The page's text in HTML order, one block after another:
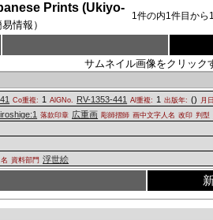
Prints (Ukiyo-
情報）
1件の内1件目から 1
サムネイル画像をクリック
Co重複: 1 AlGNo. RV-1353-441 Al重複: 1 出版年: () 月日
落款印章 広重画 彫師摺師 画中文字人名 改印 判型
名 資料部門 浮世絵